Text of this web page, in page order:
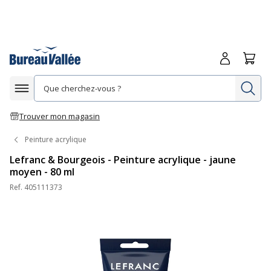
Afficher la navigation
Trouver mon magasin
Me
Peinture acrylique
Lefranc & Bourgeois - Peinture acrylique - jaune
moyen - 80 ml
Ref. 405111373